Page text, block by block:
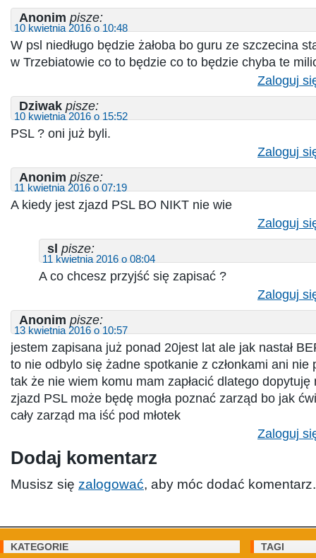
Anonim pisze:
10 kwietnia 2016 o 10:48
W psl niedługo będzie żałoba bo guru ze szczecina
w Trzebiatowie co to będzie co to będzie chyba te
Zaloguj
Dziwak pisze:
10 kwietnia 2016 o 15:52
PSL ? oni już byli.
Zaloguj
Anonim pisze:
11 kwietnia 2016 o 07:19
A kiedy jest zjazd PSL BO NIKT nie wie
Zaloguj
sl pisze:
11 kwietnia 2016 o 08:04
A co chcesz przyjść się zapisać ?
Zaloguj
Anonim pisze:
13 kwietnia 2016 o 10:57
jestem zapisana już ponad 20jest lat ale jak nastał
to nie odbylo się żadne spotkanie z członkami ani nie
tak że nie wiem komu mam zapłacić dlatego
zjazd PSL może będę mogła poznać zarząd bo jak
cały zarząd ma iść pod młotek
Zaloguj
Dodaj komentarz
Musisz się zalogować, aby móc dodać komentarz.
KATEGORIE TAGI